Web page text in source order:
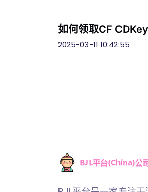
如何领取CF
2025-03-11 10:42:55